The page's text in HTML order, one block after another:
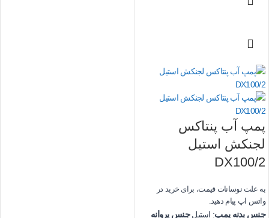
پمپ آب پنتاکس
لجنکش استیل
DX100/2
به علت نوسانات قیمت، برای خرید در
واتس اپ پیام دهید.
جنس بدنه پمپ: استیلجنس پروانه